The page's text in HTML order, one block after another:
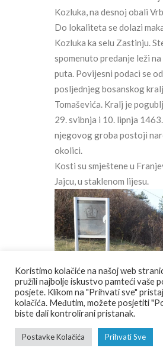
Kozluka, na desnoj obali
Do lokaliteta se dolazi
Kozluka ka selu Zastinju.
spomenuto predanje leži
puta. Povijesni podaci se
posljednjeg bosanskog
Tomaševića. Kralj je
29. svibnja i 10. lipnja
njegovog groba postoji
okolici.
Kosti su smještene u
Jajcu, u staklenom lijesu.
10.Historijsko/povijesno
Koristimo kolačiće na našoj web
pružili najbolje iskustvo pamteći vaše
posjete. Klikom na "Prihvati sve"
kolačića. Međutim, možete posjetiti
biste dali kontrolirani pristanak.
Postavke Kolačića Prihvati Sve